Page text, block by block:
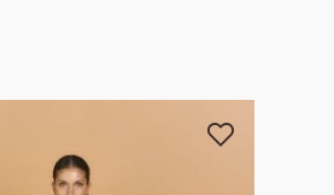
Adicionar